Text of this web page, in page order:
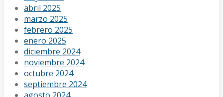
abril 2025
marzo 2025
febrero 2025
enero 2025
diciembre 2024
noviembre 2024
octubre 2024
septiembre 2024